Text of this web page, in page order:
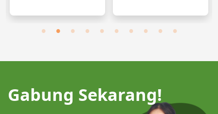
Gabung Sekarang!